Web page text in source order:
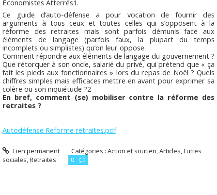
Économistes Atterrés1.
Ce guide d’auto-défense a pour vocation de fournir des
arguments à tous ceux et toutes celles qui s’opposent à la
réforme des retraites mais sont parfois démunis face aux
éléments de langage (parfois faux, la plupart du temps
incomplets ou simplistes) qu’on leur oppose.
Comment répondre aux éléments de langage du gouvernement ?
Que rétorquer à son oncle, salarié du privé, qui prétend que « ça
fait les pieds aux fonctionnaires » lors du repas de Noël ? Quels
chiffres simples mais efficaces mettre en avant pour exprimer sa
colère ou son inquiétude ?2
En bref, comment (se) mobiliser contre la réforme des
retraites ?
Autodéfense Reforme retraites.pdf
Lien permanent Catégories :Action et soutien,Articles,Luttes
sociales,Retraites 0